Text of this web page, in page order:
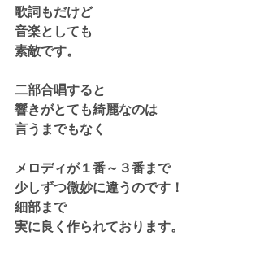
歌詞もだけど
音楽としても
素敵です。
二部合唱すると
響きがとても綺麗なのは
言うまでもなく
メロディが１番～３番まで
少しずつ微妙に違うのです！
細部まで
実に良く作られております。